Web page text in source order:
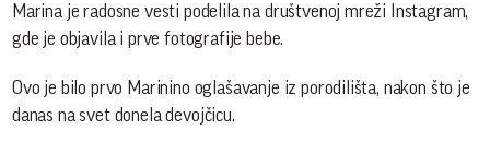
Marina je radosne vesti podelila na društvenoj mreži Instagram,
gde je objavila i prve fotografije bebe.
Ovo je bilo prvo Marinino oglašavanje iz porodilišta, nakon što je
danas na svet donela devojčicu.